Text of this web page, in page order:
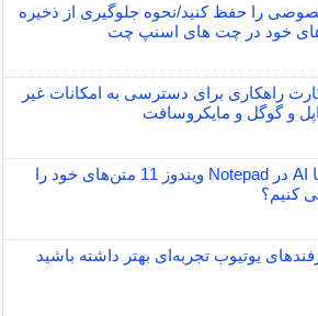
را حفظ کنید/نحوه جلوگیری از ذخیره
خود در چت های اسنپ چت
راهکاری برای دسترسی به امکانات غیر
و گوگل و مایکروسافت
چگونه با AI در Notepad ویندوز 11 متن‌های خود را
کنیم؟
یوتیوب تجربه‌ای بهتر داشته باشید